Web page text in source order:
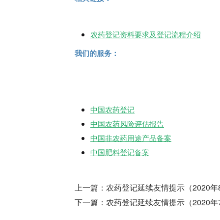
农药登记资料要求及登记流程介绍
我们的服务：
中国农药登记
中国农药风险评估报告
中国非农药用途产品备案
中国肥料登记备案
上一篇： 农药登记延续友情提示（2020年
下一篇： 农药登记延续友情提示（2020年